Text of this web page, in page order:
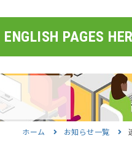
ENGLISH PAGES
ホーム お知らせ一覧